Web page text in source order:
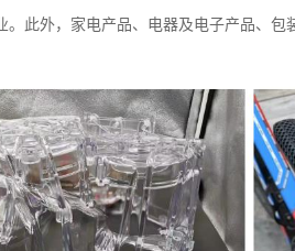
此外，家电产品、电器及电子产品、包